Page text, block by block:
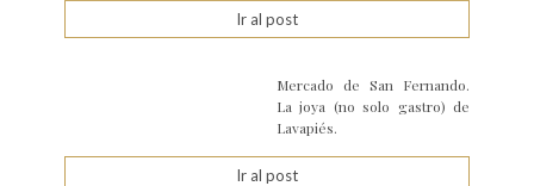
Ir al post
Mercado de San Fernando.
La joya (no solo gastro) de
Lavapiés.
Ir al post